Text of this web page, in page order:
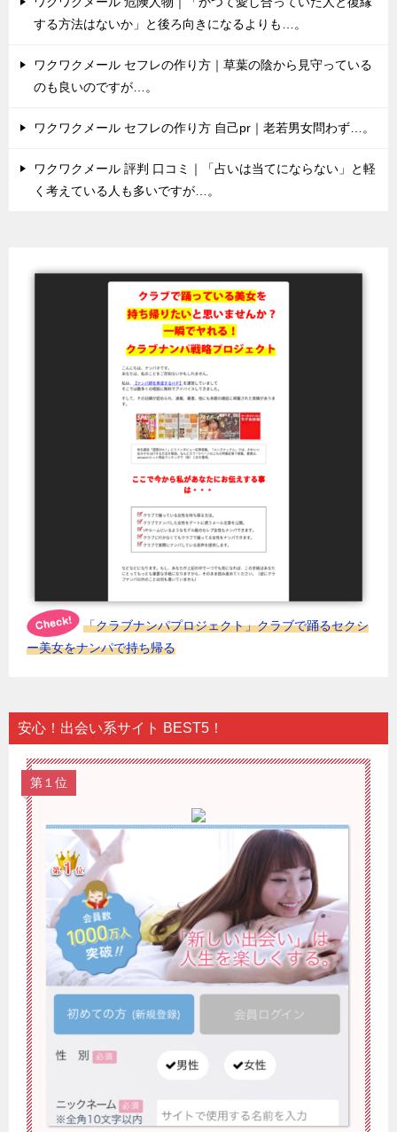
する方法はないか」と後ろ向きになるよりも…。
ワクワクメール セフレの作り方｜草葉の陰から見守っている
のも良いのですが…。
ワクワクメール セフレの作り方 自己pr｜老若男女問わず…。
ワクワクメール 評判 口コミ｜「占いは当てにならない」と軽
く考えている人も多いですが…。
「クラブナンパプロジェクト」クラブで踊るセクシ
ー美女をナンパで持ち帰る
安心！出会い系サイト BEST5！
第１位